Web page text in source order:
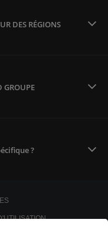
DES RÉGIONS
GROUPE
?